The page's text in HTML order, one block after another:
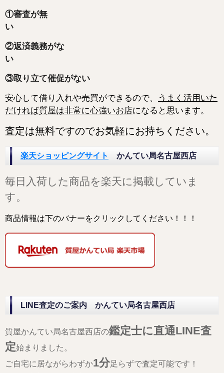
①審査が無
②返済義務がな
③取り立て催促がない
安心して借り入れや売買ができるので、
うまく活用いた
だければ質屋は非常に心強いお店になると思います。
査定は無料ですのでお気軽にお持ちください。
楽天ショッピングサイト かんてい局名古屋西店
毎日入荷した商品を楽天に掲載していま
す。
商品情報は下のバナーをクリックしてください！！！
LINE査定のご案内 かんてい局名古屋西店
質屋かんてい局名古屋西店の鑑定士に直通LINE査
定始まりました。
ご自宅に居ながらわずか1分足らずで査定可能です！